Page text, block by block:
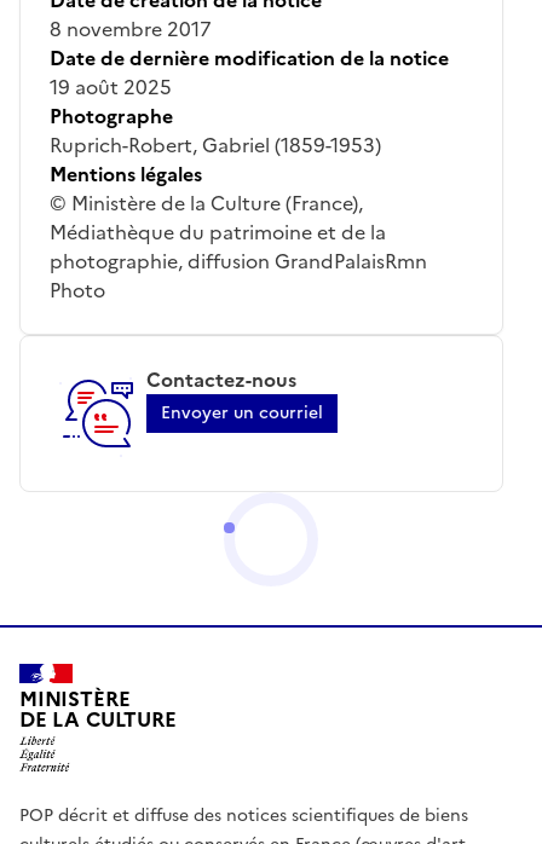
8 novembre 2017
Date de dernière modification de la notice
19 août 2025
Photographe
Ruprich-Robert, Gabriel (1859-1953)
Mentions légales
© Ministère de la Culture (France),
Médiathèque du patrimoine et de la
photographie, diffusion GrandPalaisRmn
Photo
Contactez-nous
Envoyer un courriel
MINISTÈRE
DE LA CULTURE
POP décrit et diffuse des notices scientifiques de biens